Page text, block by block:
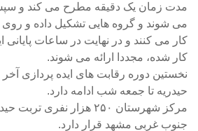
مدت زمان یک دقیقه مطرح می کند و سپس
می شوند و گروه هایی تشکیل داده و
کار می کنند و در نهایت در ساعات پایانی
کار شده، مجددا ارائه می شوند.
نخستین دوره رقابت های ایده پردازی
حیدریه تا جمعه شب ادامه دارد.
جنوب غربی مشهد قرار دارد.